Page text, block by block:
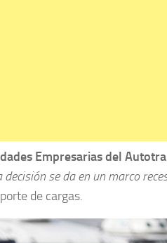
Empresarias del
se da en un marco
de cargas.